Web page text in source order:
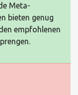
Meta-
bieten genug
empfohlenen